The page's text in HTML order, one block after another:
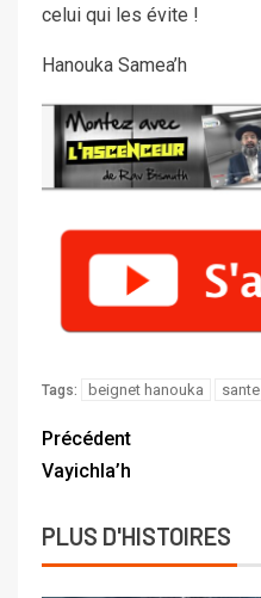
celui qui les évite !
Hanouka Samea’h
Tags: beignet hanouka sante
Précédent
Vayichla’h
PLUS D'HISTOIRES